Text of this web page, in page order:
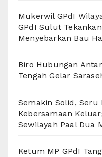
Mukerwil GPdI
GPdI Sulut
Menyebarkan Bau
Biro Hubungan
Tengah Gelar
Semakin Solid, Seru
Kebersamaan
Sewilayah Paal Dua
Ketum MP GPdI